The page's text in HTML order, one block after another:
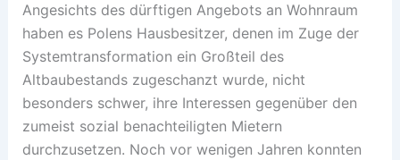
Angesichts des dürftigen Angebots an Wohnraum
haben es Polens Hausbesitzer, denen im Zuge der
Systemtransformation ein Großteil des
Altbaubestands zugeschanzt wurde, nicht
besonders schwer, ihre Interessen gegenüber den
zumeist sozial benachteiligten Mietern
durchzusetzen. Noch vor wenigen Jahren konnten